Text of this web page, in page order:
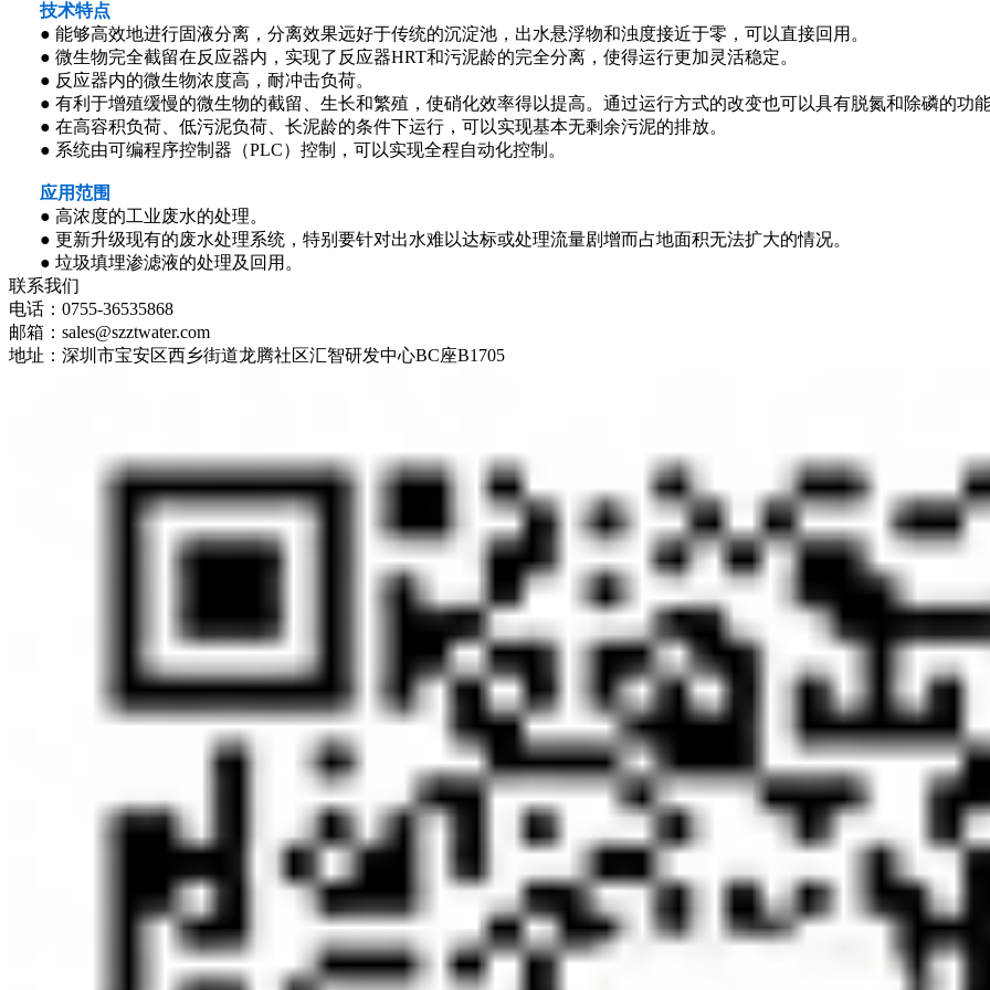
技术特点
● 能够高效地进行固液分离，分离效果远好于传统的沉淀池，出水悬浮物和浊度接近于零，可以直接回用。
● 微生物完全截留在反应器内，实现了反应器HRT和污泥龄的完全分离，使得运行更加灵活稳定。
● 反应器内的微生物浓度高，耐冲击负荷。
● 有利于增殖缓慢的微生物的截留、生长和繁殖，使硝化效率得以提高。通过运行方式的改变也可以具有脱氮和除磷的功
● 在高容积负荷、低污泥负荷、长泥龄的条件下运行，可以实现基本无剩余污泥的排放。
● 系统由可编程序控制器（PLC）控制，可以实现全程自动化控制。
应用范围
● 高浓度的工业废水的处理。
● 更新升级现有的废水处理系统，特别要针对出水难以达标或处理流量剧增而占地面积无法扩大的情况。
● 垃圾填埋渗滤液的处理及回用。
联系我们
电话：0755-36535868
邮箱：sales@szztwater.com
地址：深圳市宝安区西乡街道龙腾社区汇智研发中心BC座B1705